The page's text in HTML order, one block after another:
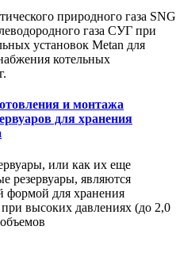
природного газа SNG
газа СУГ при
установок Metan для
котельных
и монтажа
для хранения
или как их еще
резервуары, являются
формой для хранения
высоких давлениях (до 2,0